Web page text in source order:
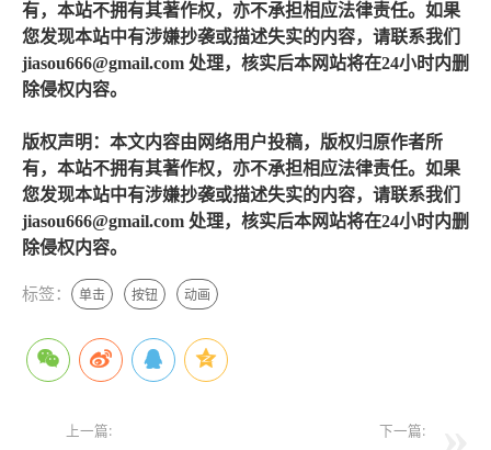
有，本站不拥有其著作权，亦不承担相应法律责任。如果
您发现本站中有涉嫌抄袭或描述失实的内容，请联系我们
jiasou666@gmail.com 处理，核实后本网站将在24小时内删
除侵权内容。
版权声明：本文内容由网络用户投稿，版权归原作者所
有，本站不拥有其著作权，亦不承担相应法律责任。如果
您发现本站中有涉嫌抄袭或描述失实的内容，请联系我们
jiasou666@gmail.com 处理，核实后本网站将在24小时内删
除侵权内容。
标签： 单击 按钮 动画
上一篇: 下一篇: